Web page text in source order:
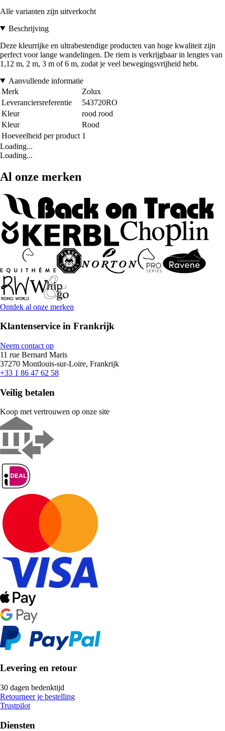
Alle varianten zijn uitverkocht
Beschrijving
Deze kleurrijke en ultrabestendige producten van hoge kwaliteit zijn
perfect voor lange wandelingen. De riem is verkrijgbaar in lengtes van
1,12 m, 2 m, 3 m of 6 m, zodat je veel bewegingsvrijheid hebt.
Aanvullende informatie
Merk
Zolux
Leveranciersreferentie
543720RO
Kleur
rood rood
Kleur
Rood
Hoeveelheid per product 1
Loading...
Loading...
Al onze merken
Ontdek al onze merken
Klantenservice in Frankrijk
Neem contact op
11 rue Bernard Maris
37270 Montlouis-sur-Loire, Frankrijk
+33 1 86 47 62 58
Veilig betalen
Koop met vertrouwen op onze site
Levering en retour
30 dagen bedenktijd
Retourneer je bestelling
Trustpilot
Diensten